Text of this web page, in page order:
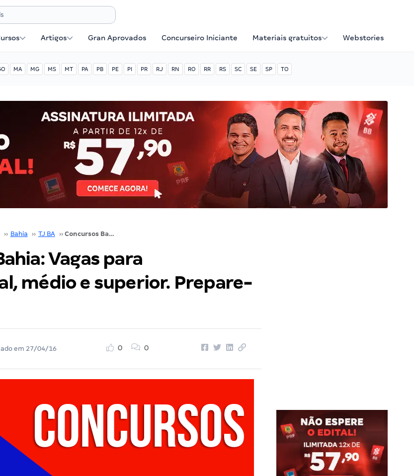
Artigos Gran Aprovados Concurseiro Iniciante Materiais gratuitos Webstories
MA MG MS MT PA PB PE PI PR RJ RN RO RR RS SC SE SP TO
›› Bahia ›› TJ BA ›› Concursos Bahia: Vagas para fundamental, médio e superior. Prepare-se!
Vagas para
médio e superior. Prepare-
em 27/04/16
0 0